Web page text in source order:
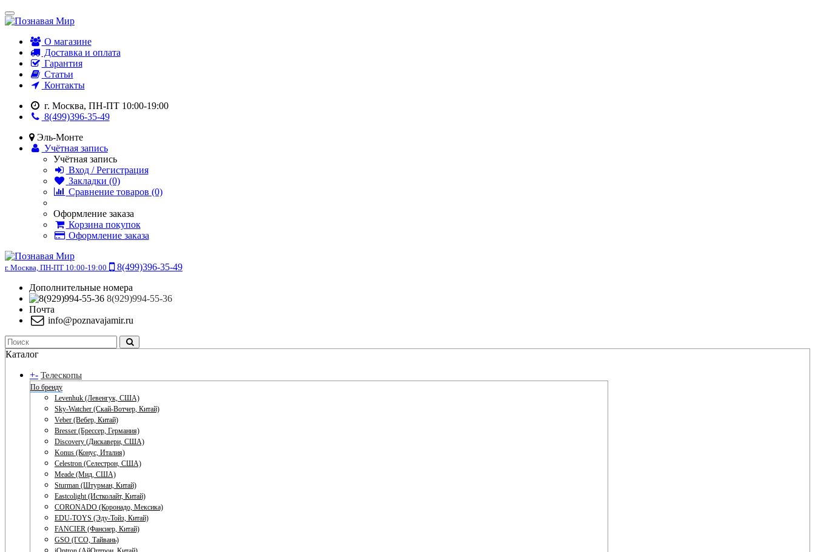
О магазине
Доставка и оплата
Гарантия
Статьи
Контакты
г. Москва, ПН-ПТ 10:00-19:00
8(499)396-35-49
Эль-Монте
Учётная запись
Учётная запись
Вход / Регистрация
Закладки (0)
Сравнение товаров (0)
Оформление заказа
Корзина покупок
Оформление заказа
г. Москва, ПН-ПТ 10:00-19:00
8(499)396-35-49
Дополнительные номера
8(929)994-55-36
Почта
info@poznavajamir.ru
Каталог
+- Телескопы
По бренду
Levenhuk (Левенгук, США)
Sky-Watcher (Скай-Вотчер, Китай)
Veber (Вебер, Китай)
Bresser (Брессер, Германия)
Discovery (Дискавери, США)
Konus (Конус, Италия)
Celestron (Селестрон, США)
Meade (Мид, США)
Sturman (Штурман, Китай)
Eastcolight (Истколайт, Китай)
CORONADO (Коронадо, Мексика)
EDU-TOYS (Эду-Тойз, Китай)
FANCIER (Фансиер, Китай)
GSO (ГСО, Тайвань)